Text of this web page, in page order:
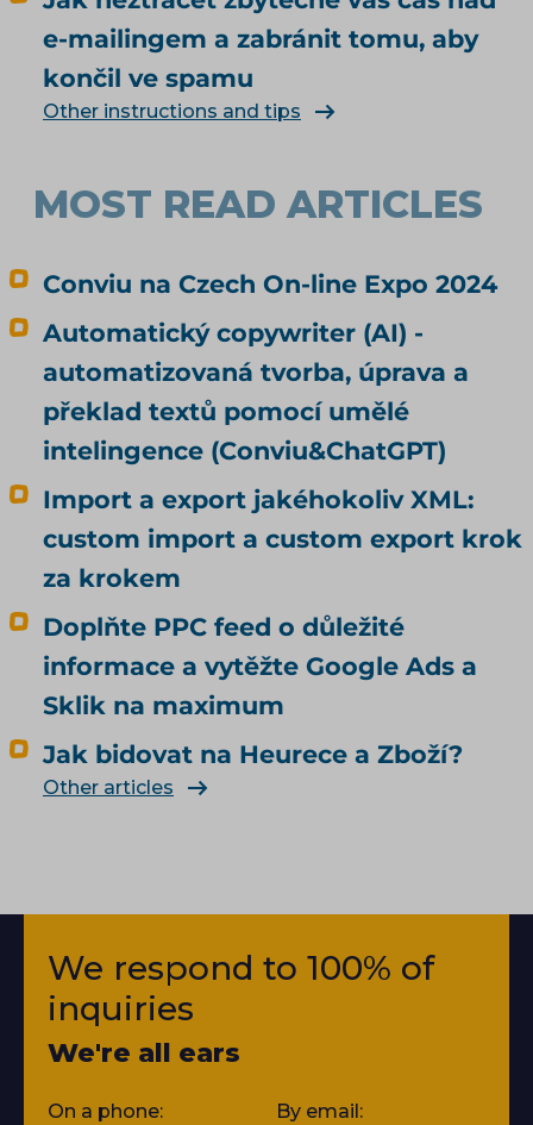
jiného, než měl? Jak vás má umělá inteligence
vůbec najít a doporučit, řeší téma SEO a UX pro
e-shop. Čím konkrétně naplnit produktová
data, rozebírá téma produktové feedy a
napojení e-shopu.
e-mailingem a zabránit tomu, aby
končil ve spamu
Other instructions and tips
MOST READ ARTICLES
Conviu na Czech On-line Expo 2024
Automatický copywriter (AI) -
automatizovaná tvorba, úprava a
překlad textů pomocí umělé
intelingence (Conviu&ChatGPT)
Import a export jakéhokoliv XML:
custom import a custom export krok
za krokem
Doplňte PPC feed o důležité
informace a vytěžte Google Ads a
Sklik na maximum
Jak bidovat na Heurece a Zboží?
Other articles
We respond to 100% of
inquiries
We're all ears
On a phone:
By email: